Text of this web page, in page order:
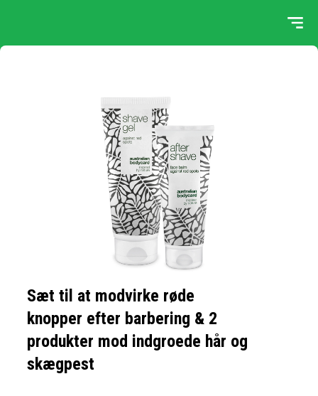
Sæt til at modvirke røde
knopper efter barbering & 2
produkter mod indgroede hår og
skægpest